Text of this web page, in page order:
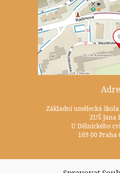
Základní umělecká
ZUŠ Jana
U Dělnického
169 00 Praha